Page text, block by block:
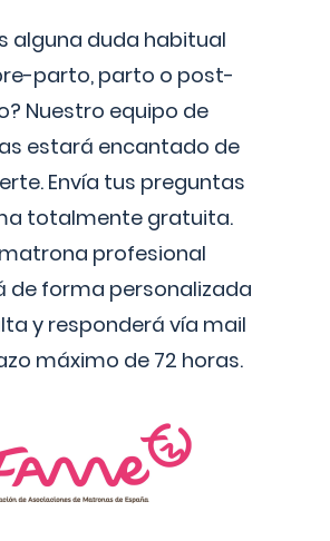
alguna duda habitual
parto, parto o post-
Nuestro equipo de
estará encantado de
Envía tus preguntas
totalmente gratuita.
profesional
de forma personalizada
y responderá vía mail
máximo de 72 horas.